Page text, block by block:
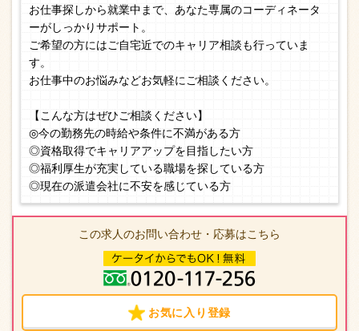
お仕事探しから就業中まで、あなた専属のコーディネータ
ーがしっかりサポート。
ご希望の方にはご自宅近でのキャリア相談も行っていま
す。
お仕事中のお悩みなどお気軽にご相談ください。
【こんな方はぜひご相談ください】
◎今の勤務先の時給や条件に不満がある方
◎資格取得でキャリアアップを目指したい方
◎福利厚生が充実している職場を探している方
◎現在の派遣会社に不安を感じている方
この求人のお問い合わせ・応募はこちら
お気に入り登録